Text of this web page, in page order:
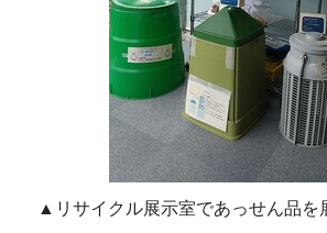
▲リサイクル展示室であっせん品を